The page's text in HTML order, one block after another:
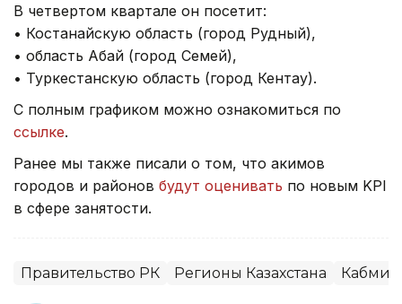
В четвертом квартале он посетит:
• Костанайскую область (город Рудный),
• область Абай (город Семей),
• Туркестанскую область (город Кентау).
С полным графиком можно ознакомиться по
ссылке.
Ранее мы также писали о том, что акимов
городов и районов будут оценивать по новым KPI
в сфере занятости.
Правительство РК Регионы Казахстана Кабмин